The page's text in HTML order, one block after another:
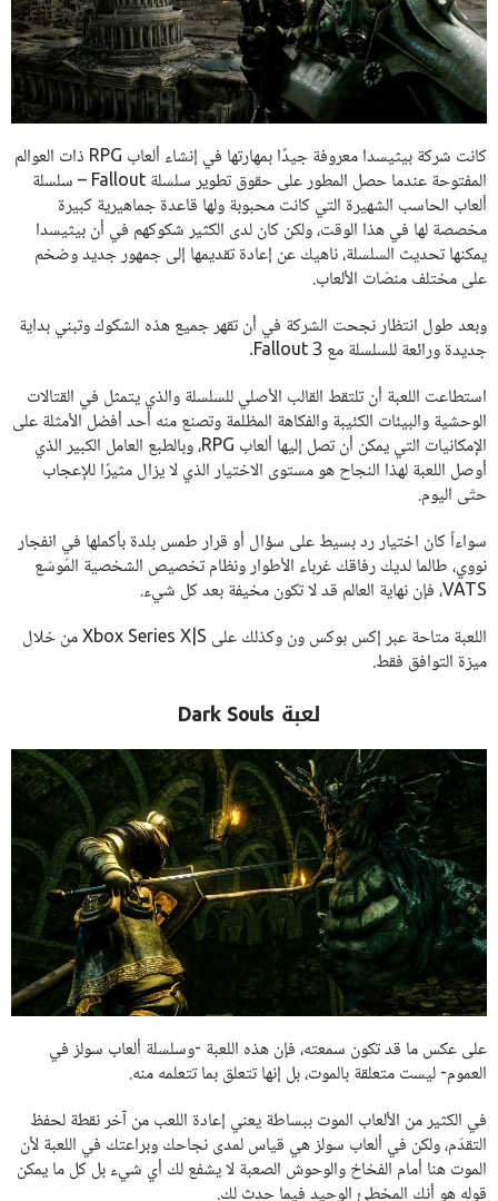
كانت شركة بيثيسدا معروفة جيدًا بمهارتها في إنشاء ألعاب RPG ذات العوالم
المفتوحة عندما حصل المطور على حقوق تطوير سلسلة Fallout – سلسلة
ألعاب الحاسب الشهيرة التي كانت محبوبة ولها قاعدة جماهيرية كبيرة
مخصصة لها في هذا الوقت، ولكن كان لدى الكثير شكوكهم في أن بيثيسدا
يمكنها تحديث السلسلة، ناهيك عن إعادة تقديمها إلى جمهور جديد وضخم
على مختلف منصّات الألعاب.
وبعد طول انتظار نجحت الشركة في أن تقهر جميع هذه الشكوك وتبني بداية
جديدة ورائعة للسلسلة مع Fallout 3.
استطاعت اللعبة أن تلتقط القالب الأصلي للسلسلة والذي يتمثل في القتالات
الوحشية والبيئات الكئيبة والفكاهة المظلمة وتصنع منه أحد أفضل الأمثلة على
الإمكانيات التي يمكن أن تصل إليها ألعاب RPG، وبالطبع العامل الكبير الذي
أوصل اللعبة لهذا النجاح هو مستوى الاختيار الذي لا يزال مثيرًا للإعجاب
حتّى اليوم.
سواءاً كان اختيار رد بسيط على سؤال أو قرار طمس بلدة بأكملها في انفجار
نووي، طالما لديك رفاقك غرباء الأطوار ونظام تخصيص الشخصية المُوسّع
VATS، فإن نهاية العالم قد لا تكون مخيفة بعد كل شيء.
اللعبة متاحة عبر إكس بوكس ون وكذلك على Xbox Series X|S من خلال
ميزة التوافق فقط.
لعبة Dark Souls
على عكس ما قد تكون سمعته، فإن هذه اللعبة -وسلسلة ألعاب سولز في
العموم- ليست متعلقة بالموت، بل إنها تتعلق بما تتعلمه منه.
في الكثير من الألعاب الموت ببساطة يعني إعادة اللعب من آخر نقطة لحفظ
التقدّم، ولكن في ألعاب سولز هي قياس لمدى نجاحك وبراعتك في اللعبة لأن
الموت هنا أمام الفخاخ والوحوش الصعبة لا يشفع لك أي شيء بل كل ما يمكن